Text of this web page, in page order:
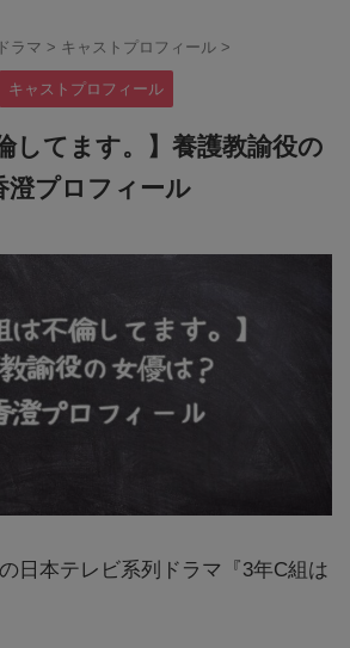
ラマ > キャストプロフィール >
キャストプロフィール
してます。】養護教諭役の
澄プロフィール
日本テレビ系列ドラマ『3年C組は